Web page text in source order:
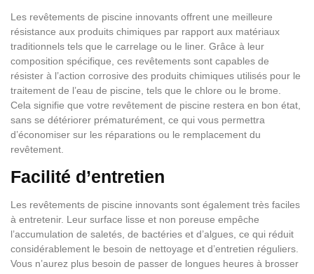
Les revêtements de piscine innovants offrent une meilleure
résistance aux produits chimiques par rapport aux matériaux
traditionnels tels que le carrelage ou le liner. Grâce à leur
composition spécifique, ces revêtements sont capables de
résister à l’action corrosive des produits chimiques utilisés pour le
traitement de l’eau de piscine, tels que le chlore ou le brome.
Cela signifie que votre revêtement de piscine restera en bon état,
sans se détériorer prématurément, ce qui vous permettra
d’économiser sur les réparations ou le remplacement du
revêtement.
Facilité d’entretien
Les revêtements de piscine innovants sont également très faciles
à entretenir. Leur surface lisse et non poreuse empêche
l’accumulation de saletés, de bactéries et d’algues, ce qui réduit
considérablement le besoin de nettoyage et d’entretien réguliers.
Vous n’aurez plus besoin de passer de longues heures à brosser